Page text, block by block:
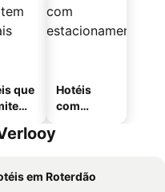
que
Hotéis
com
em Roterdão